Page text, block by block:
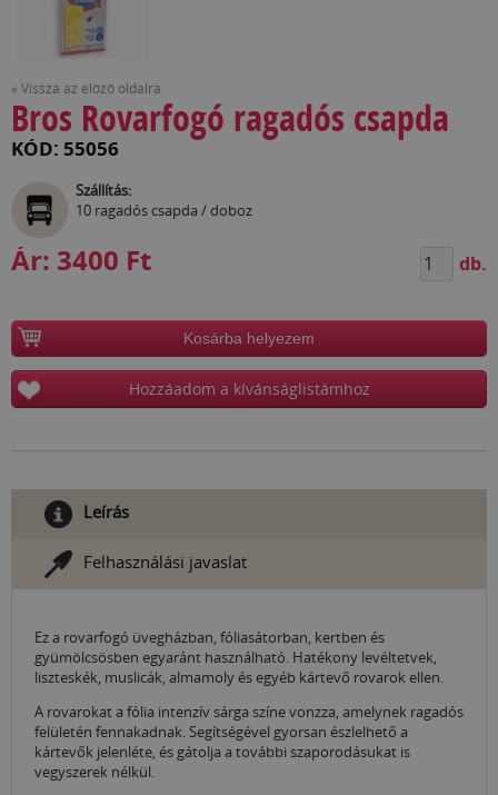
« Vissza az előző oldalra
Bros Rovarfogó ragadós csapda
KÓD: 55056
Szállítás:
10 ragadós csapda / doboz
Ár: 3400 Ft db.
Kosárba helyezem
Hozzáadom a kívánságlistámhoz
Leírás
Felhasználási javaslat
Ez a rovarfogó üvegházban, fóliasátorban, kertben és
gyümölcsösben egyaránt használható. Hatékony levéltetvek,
liszteskék, muslicák, almamoly és egyéb kártevő rovarok ellen.
A rovarokat a fólia intenzív sárga színe vonzza, amelynek ragadós
felületén fennakadnak. Segítségével gyorsan észlelhető a
kártevők jelenléte, és gátolja a további szaporodásukat is
vegyszerek nélkül.